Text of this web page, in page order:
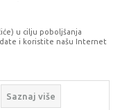
u cilju poboljšanja
i koristite našu Internet
Saznaj više